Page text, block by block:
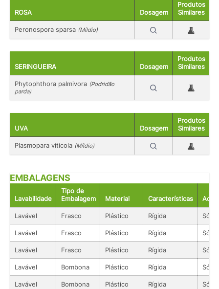
ROSA Dosagem
Produtos
Similares
Peronospora sparsa (Míldio)
SERINGUEIRA Dosagem
Produtos
Similares
Phytophthora palmivora (Podridão
parda)
UVA Dosagem
Produtos
Similares
Plasmopara viticola (Míldio)
EMBALAGENS
Lavabilidade
Tipo de
Embalagem
Material Características
Lavável Frasco Plástico Rígida
Lavável Frasco Plástico Rígida
Lavável Frasco Plástico Rígida
Lavável Bombona Plástico Rígida
Lavável Bombona Plástico Rígida